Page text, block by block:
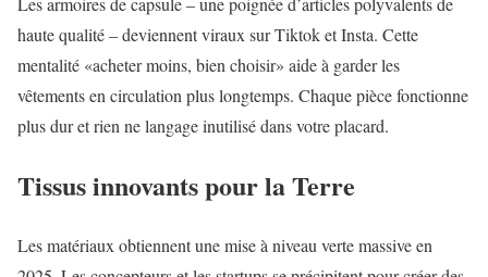
haute qualité – deviennent viraux sur Tiktok et Insta. Cette
mentalité «acheter moins, bien choisir» aide à garder les
vêtements en circulation plus longtemps. Chaque pièce fonctionne
plus dur et rien ne langage inutilisé dans votre placard.
Tissus innovants pour la Terre
Les matériaux obtiennent une mise à niveau verte massive en